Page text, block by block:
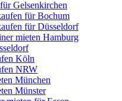
Gelsenkirchen
für Bochum
für Düsseldorf
mieten Hamburg
Köln
NRW
München
Münster